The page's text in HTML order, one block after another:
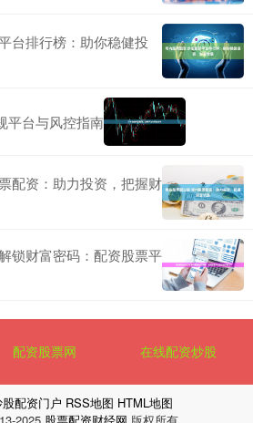
台排行榜：助你稳健投
平台与风控指南
配资：助力投资，把握财
锁财富密码：配资股票平
配资股票网 在线配资炒股
配资门户 RSS地图 HTML地图
2025 股票配资财经网 版权所有